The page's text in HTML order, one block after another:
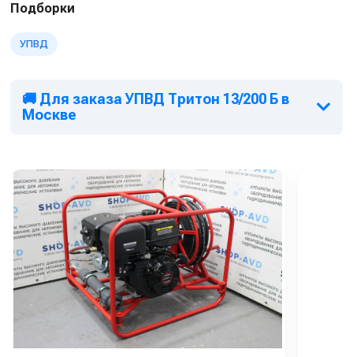
Подборки
УПВД
🚚 Для заказа УПВД Тритон 13/200 Б в
Москве